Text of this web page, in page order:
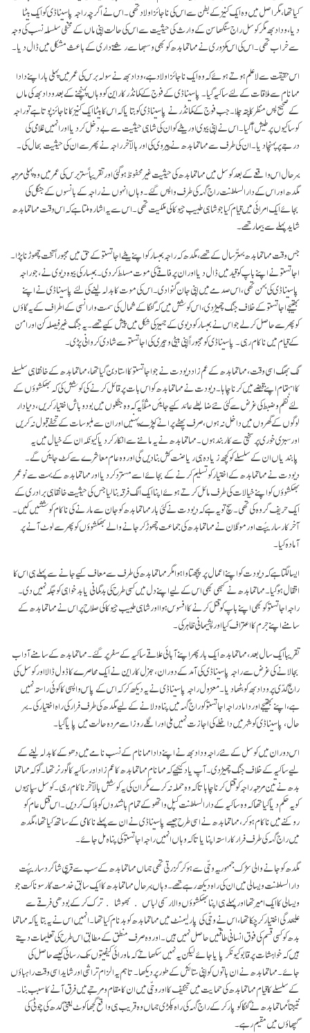
کیا تھا، مگر اصل میں وہ ایک کنیز کے بطن سے اس کی ناجائز اولاد تھی۔ اس نے اگرچہ راجہ پاسیناڈی کو ایک بیٹا
دیا، ودادبھ مگر کوسل راج سنگھاسن کے وارث کی حیثیت سے اس کی حالت اپنی ماں کے مخفی سلسلہٴ نسب کی وجہ
سے خراب تھی۔ اس کی اس کمزوری نے مہاتما بدھ کو بھی وسبھا سے رشتے داری کے باعث مشکل میں ڈال دیا۔
اس حقیقت سے لاعلم ہوتے ہوئے کہ وہ ایک ناجائز اولاد ہے، ودادبھ نے سولہ برس کی عمر میں پہلی بار اپنے دادا
مہانام سے ملاقات کے لئے ساکیہ گیا۔ پاسیناڈی کے فوج کے کمانڈر کاراین کو وہاں پہنچنے کے بعد ودادبھ کی ماں
کے صحیح پس منظر کا پتہ چلا۔ جب فوج کے کمانڈر نے پاسیناڈی کو بتایا کہ اس کا بیٹا ایک کنیز کا ناجائز پوتا ہے تو راجہ
کو ساکیوں پر طیش آگیا۔ اس نے اپنی بیوی اور بیٹے کو ان کی شاہی حیثیت سے بے دخل کر دیا اور انہیں غلامی کی
درجے پر پہنچا دیا۔ ان کی طرف سے مہاتما بدھ نے پیروی کی اور بالآخر راجہ نے پھر سے ان کی حیثیت بحال کی۔
بہر حال اس واقعے کے بعد کوسل میں مہاتما بدھ کی حیثیت غیر محفوظ ہوگئی اور تقریباً ستر برس کی عمر میں وہ پہلی مرتبہ
مگدھ اور اس کے دارالسلطنت راج گہہ کی طرف واپس گئے۔ وہاں انہوں نے راجہ کے بانسوں کے جنگل کی
بجائے ایک امرائی میں قیام کیا جو شاہی طبیب جیوکا کی ملکیت تھی۔ اس سے یہ اشارہ ملتا ہے کہ اس وقت مہاتما بدھ
شاید پہلے سے بیمار تھے۔
جس وقت مہاتما بدھ بہتّر سال کے تھے، مگدھ کہ راجہ بمبسار کو اپنے بیٹے اجاتستو کے حق میں مجبوراً تخت چھوڑنا پڑا۔
اجاتستو نے اپنے باپ کو قید میں ڈال دیا اور ان پر فاقے کی موت مسلط کر دی۔ بمبسار کی بیوہ دیوی نے، جو راجہ
پاسیناڈی کی بہن تھی، اس صدمے میں اپنی جان گنوا دی۔ اس کی موت کا بدلہ لینے کی لئے پاسیناڈی نے اپنے
بھتیجے اجاتستو کے خلاف جنگ چھیڑ دی، اس کوشش میں کہ گنگا کے شمال کی سمت وارانسی کے اطراف کے یہ گاؤں
کو پھر سے حاصل کرلے جو اس نے بمبسار کو دیوی کے جہیز کی شکل میں پیش کیے تھے۔ یہ جنگ غیر فیصلہ کن اور امن
کے قیام میں ناکام رہی۔ پاسیناڈی کو مجبوراً اپنی بیٹی وجیری کی اجاتستو سے شادی کروانی پڑی۔
لگ بھگ اسی وقت، مہاتما بدھ کےعم زاد دیودت نے جو اجاتستو کا استاد بن گیا تھا، مہاتما بدھ کے خانقاہی سلسلے
کا اہتمام اپنے قبضے میں کرنا چاہا۔ دیودت نے مہاتما بدھ کو اس بات پر قائل کرنے کی کوشش کی کہ بھکشوؤں کے
لئے نظم و ضبط کی غرض سے کئی نئے ضابطے عائد کیے جایئں مثلاً یہ کہ وہ جنگلوں میں بودوباش اختیار کریں، دنیا دار
لوگوں کے گھروں میں داخل نہ ہوں، صرف پھٹے پرانے کپڑے پہنیں اور ان سے ملبوسات کے تحفے قبول نہ کریں
اور سبزی خوری پر سختی سے کاربند ہوں۔ مہاتما بدھ نے یہ ماننے سے انکار کر دیا کیونکہ ان کے خیال میں یہ
پابندیاں ان کے سلسلے کو کچھ زیادہ ہی ریاضت کش بنا دیں گی اور وہ عام معاشرے سے کٹ جایئں گے۔
دیودت نے مہاتما بدھ کے اختیار کو تسلیم کرنے کے بجائے اسے مسترد کر دیا اور مہاتما بدھ کے بہت سے نو عمر
بھکشوؤں کو اپنے خیالات کی طرف مائل کرتے ہوئے اپنا ایک الگ فرقہ بنا لیا جس کی حیثیت خانقاہی برادری کے
ایک حریف گروہ کی تھی۔ سچ تو یہ ہے کہ دیودت نے کئی بار مہاتما بدھ کو جان سے مارنے کی ناکام کوششیں کیں۔
آخر کار ساریپُت اور موگلان نے مہاتما بدھ کی جماعت چھوڑ کر جانے والے بھکشوؤں کو پھر سے لوٹ آنے پر
آمادہ کیا۔
ایسا لگتا ہے کہ دیودت کو اپنے اعمال پر پچھتاوا ہوا مگر مہاتما بدھ کی طرف سے معاف کیے جانے سے پہلے ہی اس کا
انتقال ہوگیا۔ مہاتما بدھ نے کبھی بھی اس کے لیے اپنے دل میں کسی طرح کی بدگمانی یا بدخواہی کو جگہ نہیں دی۔
راجہ اجاتستو کو بھی اپنے باپ کو قتل کرنے کا افسوس ہوا اور شاہی طبیب جیوکا کی صلاح پر اس نے مہاتما بدھ کے
سامنے اپنے جرم کا اعتراف کیا اور پشیمانی ظاہر کی۔
تقریباً ایک سال بعد، مہاتما بدھ ایک بار پھر اپنے آبائی علاقے ساکیہ کے سفر پر گئے۔ مہاتما بدھ کے سامنے آداب
بجا لانے کی غرض سے راجہ پاسیناڈی کی آمد کے دوران، جنرل کاراین نے ایک محاصرے کا ڈول ڈالا اور کوسل کی
راج گدّی پر ودادبھ کو بٹھا دیا۔ معزول راجہ پاسیناڈی نے یہ دیکھ کر کہ اس کے پاس واپسی کا کوئی راستہ نہیں
ہے، اپنے بھتیجے اور داماد راجہ اجاتستو کو راج گہہ میں پناہ دلانے کے لیے مگدھ کی طرف فرار کی راہ اختیار کی۔ بہر
حال، پاسیناڈی کو شہر میں داخلے کی اجازت نہیں ملی اور اگلے روز اسے مردہ حالت میں پایا گیا۔
اس دوران میں کوسل کے نئے راجہ ودادبھ نے اپنے دادا مہانام کے نسب نامے میں دھوکے کا بدلہ لینے کے
لیے ساکیہ کے خلاف جنگ چھیڑ دی۔ آپ یاد کیجیے کہ مہانام مہاتما بدھ کا عم زاد اور ساکیہ کا گورنر تھا۔ گو کہ مہاتما
بدھ نے تین مرتبہ راجہ کو قتل کرنا چاہا تا کہ وہ حملہ نہ کرے مگر ان کی یہ کوشش بالآخر ناکام رہی۔ کوسل سپاہیوں
کو یہ حکم دیا گیا تھا کہ وہ ساکیہ کے دارالسلطنت کپل واتھوکے تمام باشندوں کو ہلاک کر دیں۔ اس قتل عام کو
روکنے میں ناکام ہو کر، مہاتما بدھ نے اسی طرح جیسے پاسیناڈی نے ان سے پہلے ناکامی کے ساتھ کیا تھا، مگدھ
میں راج گہہ کی طرف فرار کا راستہ اپنایا تا کہ وہاں انہیں راجہ اجاتستو کی پناہ مل جائے۔
مگدھ کو جانے والی سڑک جمہوریہٴ وجّی سے ہو کر گزرتی تھی جہاں مہاتما بدھ کے سب سے قریبی شاگرد ساریپُت
دارالسلطنت ویسالی میں ان کی راہ دیکھ رہے تھے۔ وہاں بہر حال مہاتما بدھ کا ایک سابق خدمت گار سوناکت جو
ویسالی کا ایک امیر تھا اور پہلے ہی اپنا بھکشوؤں والا رسمی لباس ﴿بھوشا﴾ ترک کرکے بودھی فرقے سے
علیحدگی اختیار کرچکا تھا، اس نے وجّی کی پارلیمنٹ میں مہاتما بدھ کو بدنام کیا تھا۔ انہیں اس نے یہ بتایا کہ مہاتما
بدھ کو کسی قسم کی فوق انسانی طاقتیں حاصل نہیں ہیں۔ اور وہ صرف منطق کے مطابق اس طرح کی تعلیمات دیتے
ہیں کہ خواہشات پر قابو کیونکر پایا جائے لیکن یہ نہیں سکھاتے کہ ماورائی کیفیتوں تک رسائی کیسے حاصل کی
جائے۔ مہاتما بدھ نے ان باتوں کو اپنی ستائش کے طور پر دیکھا۔ تاہم یہ الزام تراشی اور شاید اسی وقت راہباؤں
کے سلسلے کا قیام مہاتما بدھ کی حمایت میں تخفیف کا اور وجّی میں ان کا مقام و مرتبے میں فرق آنے کا سبب بنا۔
نتیجتاً مہاتما بدھ نے گنگا کو پار کر کے راج گہہ کی راہ پکڑی جہاں وہ قریب ہی واقع گجھا کوٹ یعنی گدھ کی چوٹی کی
گپھاؤں میں مقیم رہے۔